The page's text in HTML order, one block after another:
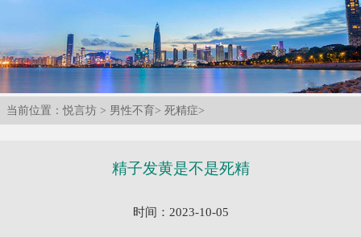
当前位置：悦言坊 > 男性不育> 死精症>
精子发黄是不是死精
时间：2023-10-05